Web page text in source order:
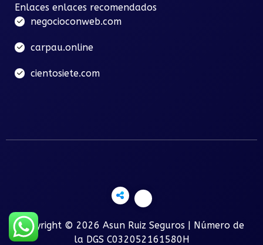
Enlaces enlaces recomendados
negocioconweb.com
carpau.online
cientosiete.com
Copyright © 2026 Asun Ruiz Seguros | Número de
la DGS C032052161580H